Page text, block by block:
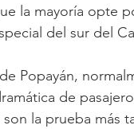
la mayoría opte
del sur del
Popayán,
de
la prueba más